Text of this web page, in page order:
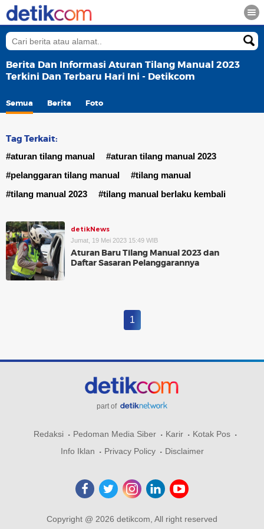
Berita Dan Informasi Aturan Tilang Manual 2023
Terkini Dan Terbaru Hari Ini - Detikcom
Semua Berita Foto
Tag Terkait:
#aturan tilang manual
#aturan tilang manual 2023
#pelanggaran tilang manual
#tilang manual
#tilang manual 2023
#tilang manual berlaku kembali
detikNews
Jumat, 19 Mei 2023 15:49 WIB
Aturan Baru Tilang Manual 2023 dan
Daftar Sasaran Pelanggarannya
1
part of
Redaksi Pedoman Media Siber Karir
Kotak Pos
Info Iklan
Privacy Policy Disclaimer
Copyright @ 2026 detikcom, All right reserved